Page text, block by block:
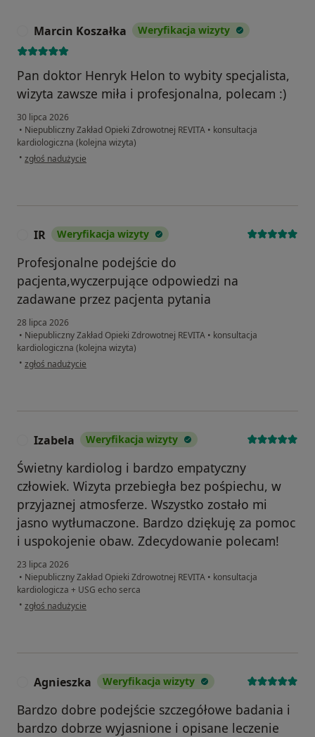
Marcin Koszałka Weryfikacja wizyty
Pan doktor Henryk Helon to wybity specjalista,
wizyta zawsze miła i profesjonalna, polecam :)
30 lipca 2026
• Niepubliczny Zakład Opieki Zdrowotnej REVITA • konsultacja
kardiologiczna (kolejna wizyta)
• w opinii użytkownika Marcin Koszałka
zgłoś nadużycie
IR Weryfikacja wizyty
Profesjonalne podejście do
pacjenta,wyczerpujące odpowiedzi na
zadawane przez pacjenta pytania
28 lipca 2026
• Niepubliczny Zakład Opieki Zdrowotnej REVITA • konsultacja
kardiologiczna (kolejna wizyta)
• w opinii użytkownika IR
zgłoś nadużycie
Izabela Weryfikacja wizyty
Świetny kardiolog i bardzo empatyczny
człowiek. Wizyta przebiegła bez pośpiechu, w
przyjaznej atmosferze. Wszystko zostało mi
jasno wytłumaczone. Bardzo dziękuję za pomoc
i uspokojenie obaw. Zdecydowanie polecam!
23 lipca 2026
• Niepubliczny Zakład Opieki Zdrowotnej REVITA • konsultacja
kardiologicza + USG echo serca
• w opinii użytkownika Izabela
zgłoś nadużycie
Agnieszka Weryfikacja wizyty
Bardzo dobre podejście szczegółowe badania i
bardzo dobrze wyjasnione i opisane leczenie